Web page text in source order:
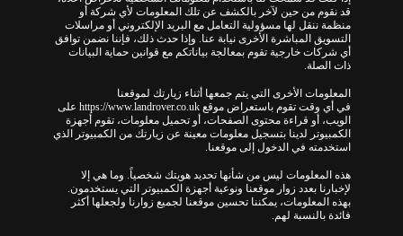
قد نقوم من حين لآخر بالكشف عن تلك المعلومات لأي شركة أو
منظمة ننقل لها مسؤولية التعامل مع البريد الإلكتروني أو مراسلات
التسويق المباشرة الأخرى نيابة عنا. وإذا حدث ذلك، فإننا نضمن توافق
أي شركات خارجية تقوم بمعالجة بياناتكم مع قوانين حماية البيانات
ذات الصلة.
المعلومات الأخرى التي يتم جمعها أثناء زيارتك لموقعنا
في أي وقت تقوم باستعراض موقعhttps://www.landrover.co.uk على
الويب، أو قراءة محتوى الصفحات، أو تحميل معلومات، تقوم أجهزة
الكمبيوتر لدينا بتسجيل معلومات معينة عن زيارتك من الكمبيوتر الذي
استخدمته في الدخول إلى موقعنا.
هذه المعلومات ليس من شأنها تحديد هويتك شخصياً. وما هي إلا
لإخبارنا بعدد زوار موقعنا ونوعية أجهزة الكمبيوتر التي يستخدمون.
بهذه المعلومات، يمكننا تحسين موقعنا لجميع زوارنا ولجعلها أكثر
فائدة بالنسبة لهم.